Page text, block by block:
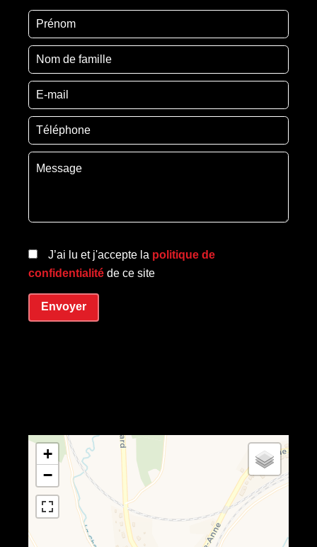
J’ai lu et j'accepte la politique de
confidentialité de ce site
Envoyer
+
−